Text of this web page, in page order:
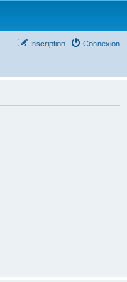
Connexion
Inscription